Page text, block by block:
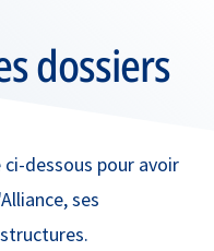
dossiers
dessous pour avoir
ses